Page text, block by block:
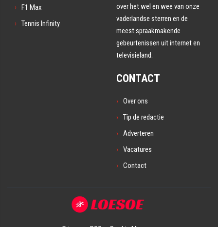
F1 Max
Tennis Infinity
over het wel en wee van onze
vaderlandse sterren en de
meest spraakmakende
gebeurtenissen uit internet en
televisieland.
CONTACT
Over ons
Tip de redactie
Adverteren
Vacatures
Contact